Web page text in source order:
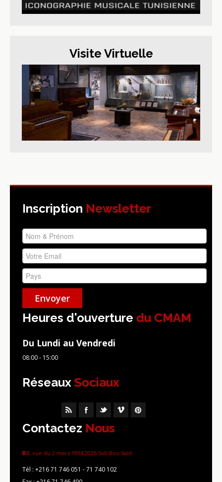
Visite Virtuelle
Inscription Newsletter
Heures d'ouverture du CMAM
Du Lundi au Vendredi
08:00 - 15:00
Réseaux Sociaux
Contactez Nous
8, rue du 2 mars 1934 2026 Sidi Bou Saïd
Tél : +216 71 746 051 - 71 740 102